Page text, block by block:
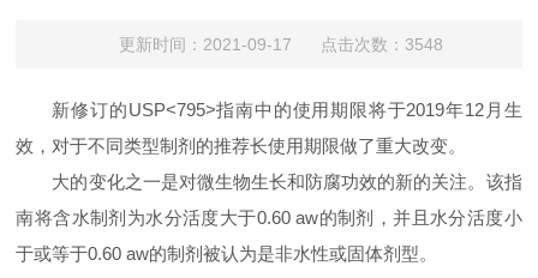
更新时间：2021-09-17 点击次数：3548
新修订的USP<795>指南中的使用期限将于2019年12月生
效，对于不同类型制剂的推荐长使用期限做了重大改变。
大的变化之一是对微生物生长和防腐功效的新的关注。该指
南将含水制剂为水分活度大于0.60 aw的制剂，并且水分活度小
于或等于0.60 aw的制剂被认为是非水性或固体剂型。